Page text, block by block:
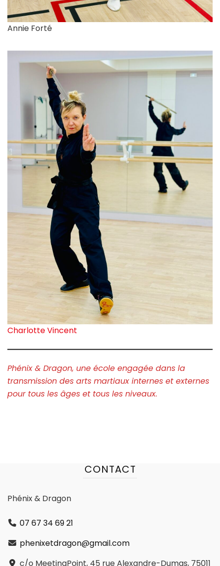
Annie Forté
Charlotte Vincent
Phénix & Dragon, une école engagée dans la
transmission des arts martiaux internes et externes
pour tous les âges et tous les niveaux.
CONTACT
Phénix & Dragon
07 67 34 69 21
phenixetdragon@gmail.com
c/o MeetingPoint, 45 rue Alexandre-Dumas, 75011